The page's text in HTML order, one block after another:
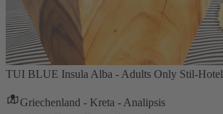
TUI BLUE Insula Alba - Adults Only Stil-Hotel
Griechenland - Kreta - Analipsis